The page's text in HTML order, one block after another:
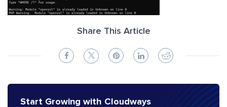
Share This Article
Start Growing with Cloudways